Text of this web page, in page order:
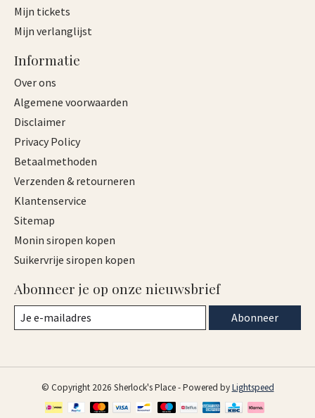
Mijn tickets
Mijn verlanglijst
Informatie
Over ons
Algemene voorwaarden
Disclaimer
Privacy Policy
Betaalmethoden
Verzenden & retourneren
Klantenservice
Sitemap
Monin siropen kopen
Suikervrije siropen kopen
Abonneer je op onze nieuwsbrief
Abonneer
© Copyright 2026 Sherlock's Place - Powered byLightspeed